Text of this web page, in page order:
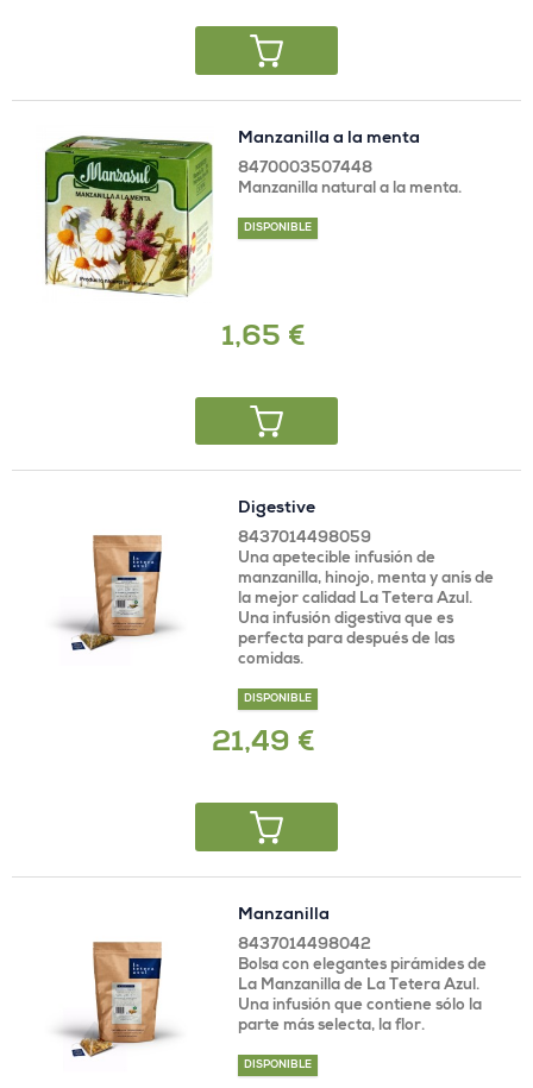
Manzanilla a la menta
8470003507448
Manzanilla natural a la menta.
DISPONIBLE
1,65 €
Digestive
8437014498059
Una apetecible infusión de
manzanilla, hinojo, menta y anís de
la mejor calidad La Tetera Azul.
Una infusión digestiva que es
perfecta para después de las
comidas.
DISPONIBLE
21,49 €
Manzanilla
8437014498042
Bolsa con elegantes pirámides de
La Manzanilla de La Tetera Azul.
Una infusión que contiene sólo la
parte más selecta, la flor.
DISPONIBLE